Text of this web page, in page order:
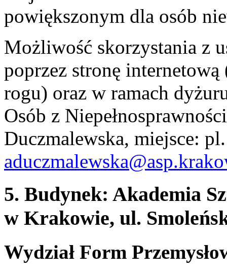
powiększonym dla osób
Możliwość skorzystania z
poprzez stronę
rogu) oraz w ramach
Osób z
Duczmalewska, miejsce:
5. Budynek: Akademia
w Krakowie, ul.
Wydział Form